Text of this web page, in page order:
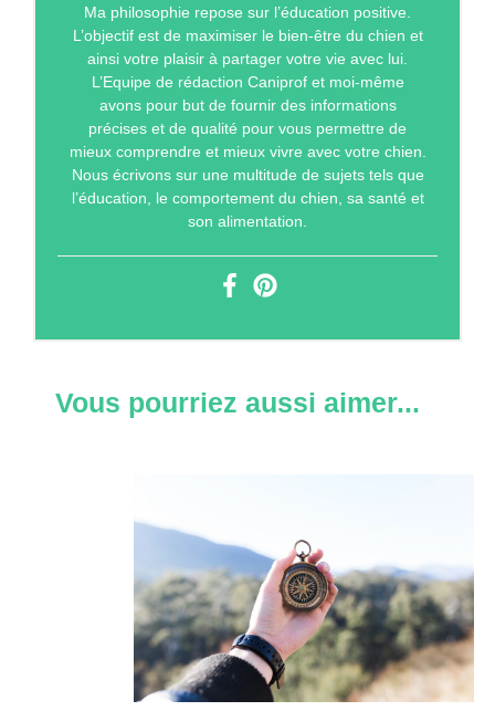
Ma philosophie repose sur l’éducation positive.
L’objectif est de maximiser le bien-être du chien et
ainsi votre plaisir à partager votre vie avec lui.
L’Equipe de rédaction Caniprof et moi-même
avons pour but de fournir des informations
précises et de qualité pour vous permettre de
mieux comprendre et mieux vivre avec votre chien.
Nous écrivons sur une multitude de sujets tels que
l’éducation, le comportement du chien, sa santé et
son alimentation.
Vous pourriez aussi aimer...